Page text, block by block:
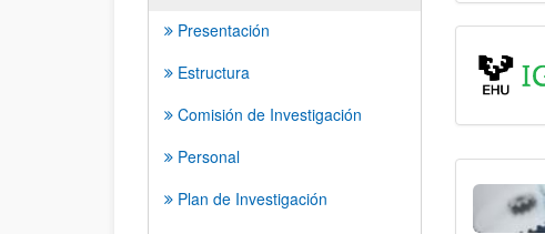
Presentación
Estructura
Comisión de Investigación
Personal
Plan de Investigación